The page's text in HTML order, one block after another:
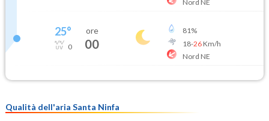
Nord NE
25°
0
ore
00
81%
18-26Km/h
Nord NE
Qualità dell'aria Santa Ninfa